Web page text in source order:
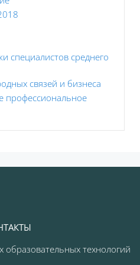
специалистов среднего
связей и бизнеса
профессиональное
технологий